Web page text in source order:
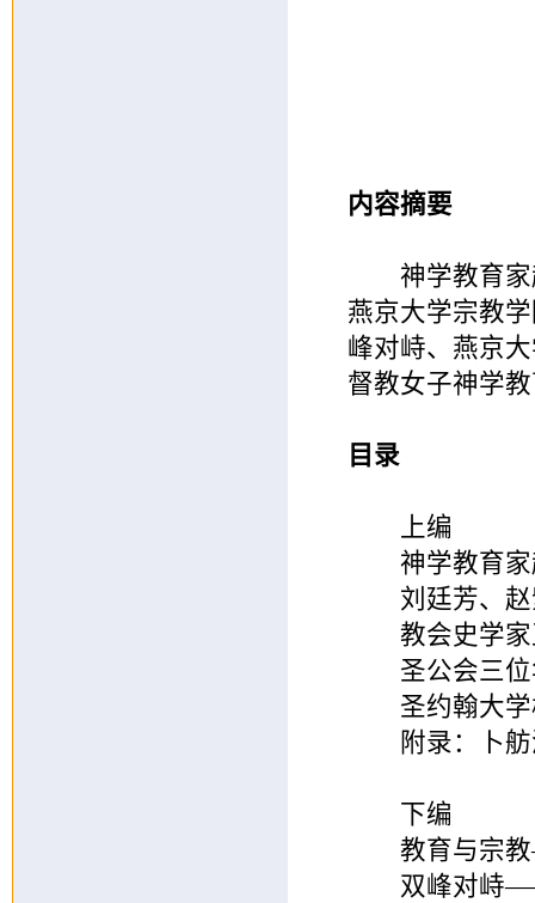
内容摘要
神学教育家
燕京大学宗教
峰对峙、燕京
督教女子神学
目录
上编
神学教育家
刘廷芳、赵
教会史学家
圣公会三位
圣约翰大学
附录：卜舫
下编
教育与宗教
双峰对峙——